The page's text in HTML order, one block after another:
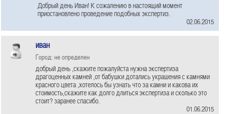
Добрый день Иван! К сожалению в настоящий момент
приостановлено проведение подобных экспертиз.
02.06.2015
иван
Город: не определен
добрый день ,скажите пожалуйста нужна экспертиза
драгоценных камней ,от бабушки дотались украшения с камнями
красного цвета ,хотелось бы узнать что за камни и какова их
стоимость,скажите как долго длиться экспертиза и сколько это
стоит? заранее спасибо.
01.06.2015